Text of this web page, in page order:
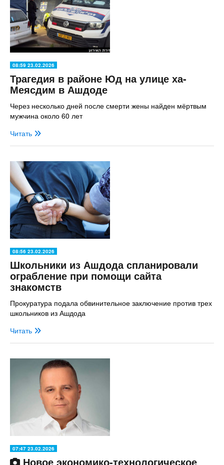
08:59 23.02.2026
Трагедия в районе Юд на улице ха-
Меясдим в Ашдоде
Через несколько дней после смерти жены найден мёртвым
мужчина около 60 лет
Читать
08:56 23.02.2026
Школьники из Ашдода спланировали
ограбление при помощи сайта
знакомств
Прокуратура подала обвинительное заключение против трех
школьников из Ашдода
Читать
07:47 23.02.2026
Новое экономико-технологическое